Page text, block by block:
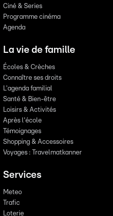
Ciné & Series
Programme cinéma
Agenda
La vie de famille
Écoles & Crèches
Connaître ses droits
L'agenda familial
Santé & Bien-être
Loisirs & Activités
Après l'école
Témoignages
Shopping & Accessoires
Voyages : Travelmatkanner
Services
Meteo
Trafic
Loterie